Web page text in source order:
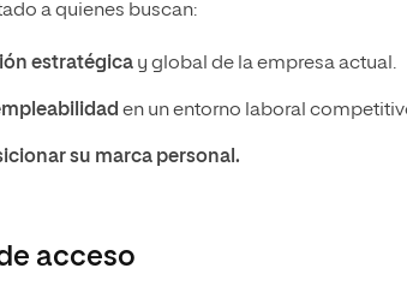
a quienes buscan:
estratégica y global de la empresa actual.
en un entorno laboral
su marca personal.
acceso